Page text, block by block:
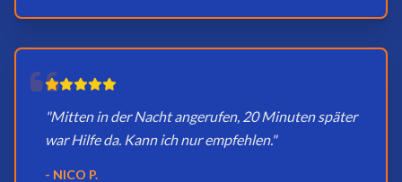
"Mitten in der Nacht angerufen, 20 Minuten später
war Hilfe da. Kann ich nur empfehlen."
- NICO P.